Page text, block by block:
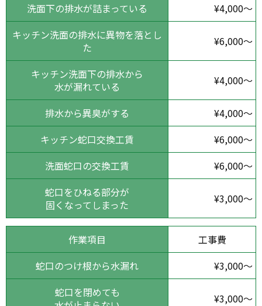
洗面下の排水が詰まっている
¥4,000～
キッチン洗面の排水に異物を落とし
た
¥6,000～
キッチン洗面下の排水から
水が漏れている
¥4,000～
排水から異臭がする
¥4,000～
キッチン蛇口交換工賃
¥6,000～
洗面蛇口の交換工賃
¥6,000～
蛇口をひねる部分が
固くなってしまった
¥3,000～
作業項目
工事費
蛇口のつけ根から水漏れ
¥3,000～
蛇口を閉めても
¥3,000～